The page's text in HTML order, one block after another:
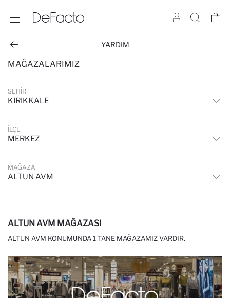
YARDIM
MAĞAZALARIMIZ
ŞEHIR
KIRIKKALE
İLÇE
MERKEZ
MAĞAZA
ALTUN AVM
ALTUN AVM MAĞAZASI
ALTUN AVM KONUMUNDA 1 TANE MAĞAZAMIZ VARDIR.